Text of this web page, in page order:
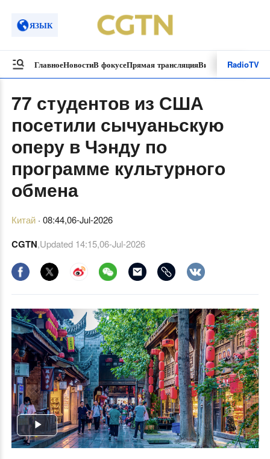
ЯЗЫК
ГлавноеНовостиВ фокусеПрямая трансляцияВидеоролики
RadioTV
77 студентов из США
посетили сычуаньскую
оперу в Чэнду по
программе культурного
обмена
Китай· 08:44,06-Jul-2026
CGTN,Updated14:15,06-Jul-2026
Play